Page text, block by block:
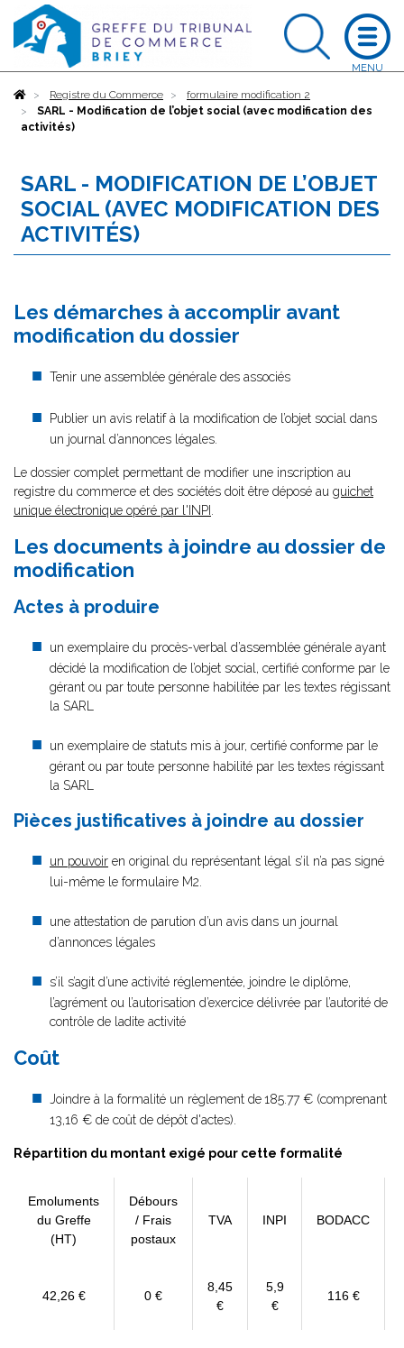
AccueilRegistre du Commerce
formulaire modification 2
SARL - Modification de l’objet social (avec modification des
activités)
SARL - MODIFICATION DE L’OBJET
SOCIAL (AVEC MODIFICATION DES
ACTIVITÉS)
Les démarches à accomplir avant
modification du dossier
Tenir une assemblée générale des associés
Publier un avis relatif à la modification de l’objet social dans
un journal d’annonces légales.
Le dossier complet permettant de modifier une inscription au
registre du commerce et des sociétés doit être déposé au guichet
unique électronique opéré par l'INPI
Les documents à joindre au dossier de
modification
Actes à produire
un exemplaire du procès-verbal d’assemblée générale ayant
décidé la modification de l’objet social, certifié conforme par le
gérant ou par toute personne habilitée par les textes régissant
la SARL
un exemplaire de statuts mis à jour, certifié conforme par le
gérant ou par toute personne habilité par les textes régissant
la SARL
Pièces justificatives à joindre au dossier
un pouvoir en original du représentant légal s’il n’a pas signé
lui-même le formulaire M2.
une attestation de parution d’un avis dans un journal
d’annonces légales
s’il s’agit d’une activité réglementée, joindre le diplôme,
l’agrément ou l’autorisation d’exercice délivrée par l’autorité de
contrôle de ladite activité
Coût
Joindre à la formalité un règlement de185.77 € (comprenant
13,16 € de coût de dépôt d'actes).
Répartition du montant exigé pour cette formalité
Emoluments
du Greffe
(HT)
Débours
/ Frais
postaux
TVA INPI BODACC
42,26 € 0 €
8,45
€
5,9
€
116 €